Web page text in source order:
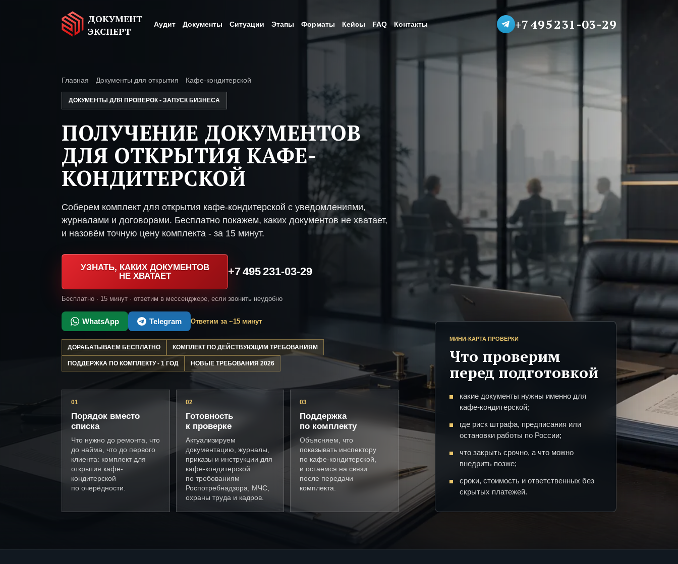
ДОКУМЕНТ
ЭКСПЕРТ
Аудит Документы Ситуации Этапы Форматы Кейсы FAQ Контакты +7 495 231-03-29
Главная Документы для открытия Кафе-кондитерской
ДОКУМЕНТЫ ДЛЯ ПРОВЕРОК • ЗАПУСК БИЗНЕСА
ПОЛУЧЕНИЕ ДОКУМЕНТОВ
ДЛЯ ОТКРЫТИЯ КАФЕ-
КОНДИТЕРСКОЙ
Соберем комплект для открытия кафе-кондитерской с уведомлениями,
журналами и договорами. Бесплатно покажем, каких документов не хватает,
и назовём точную цену комплекта - за 15 минут.
УЗНАТЬ, КАКИХ ДОКУМЕНТОВ
НЕ ХВАТАЕТ
+7 495 231-03-29
Бесплатно · 15 минут · ответим в мессенджере, если звонить неудобно
WhatsApp Telegram Ответим за ~15 минут
ДОРАБАТЫВАЕМ БЕСПЛАТНО КОМПЛЕКТ ПО ДЕЙСТВУЮЩИМ ТРЕБОВАНИЯМ
ПОДДЕРЖКА ПО КОМПЛЕКТУ - 1 ГОД НОВЫЕ ТРЕБОВАНИЯ 2026
01
Порядок вместо
списка
Что нужно до ремонта, что
до найма, что до первого
клиента: комплект для
открытия кафе-
кондитерской
по очерёдности.
02
Готовность
к проверке
Актуализируем
документацию, журналы,
приказы и инструкции для
кафе-кондитерской
по требованиям
Роспотребнадзора, МЧС,
охраны труда и кадров.
03
Поддержка
по комплекту
Объясняем, что
показывать инспектору
по кафе-кондитерской,
и остаемся на связи
после передачи
комплекта.
МИНИ-КАРТА ПРОВЕРКИ
Что проверим
перед подготовкой
какие документы нужны именно для
кафе-кондитерской;
где риск штрафа, предписания или
остановки работы по России;
что закрыть срочно, а что можно
внедрить позже;
сроки, стоимость и ответственных без
скрытых платежей.